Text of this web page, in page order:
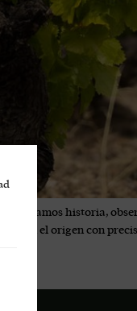
historia,
el origen con